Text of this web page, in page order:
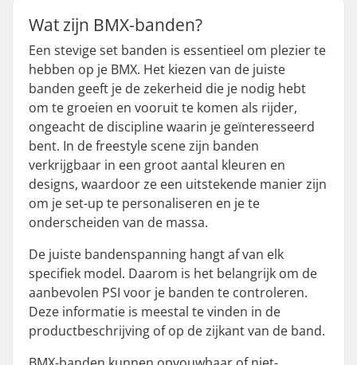
Wat zijn BMX-banden?
Een stevige set banden is essentieel om plezier te
hebben op je BMX. Het kiezen van de juiste
banden geeft je de zekerheid die je nodig hebt
om te groeien en vooruit te komen als rijder,
ongeacht de discipline waarin je geïnteresseerd
bent. In de freestyle scene zijn banden
verkrijgbaar in een groot aantal kleuren en
designs, waardoor ze een uitstekende manier zijn
om je set-up te personaliseren en je te
onderscheiden van de massa.
De juiste bandenspanning hangt af van elk
specifiek model. Daarom is het belangrijk om de
aanbevolen PSI voor je banden te controleren.
Deze informatie is meestal te vinden in de
productbeschrijving of op de zijkant van de band.